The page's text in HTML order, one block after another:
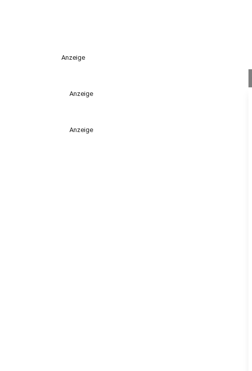
Anzeige
Anzeige
Anzeige